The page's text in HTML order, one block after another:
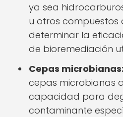
ya sea
u otros compuestos
determinar la
de bioremediación
Cepas microbianas:
cepas microbianas
capacidad para
contaminante